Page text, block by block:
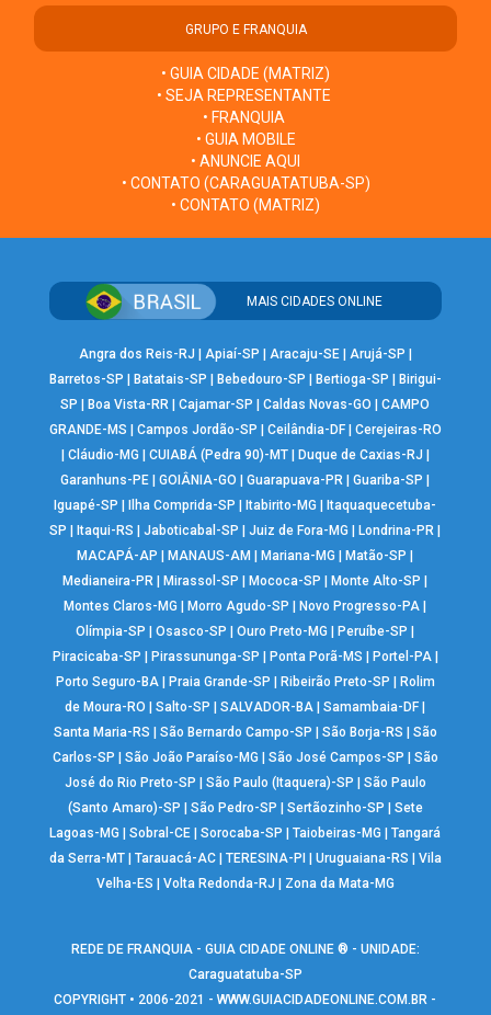
GRUPO E FRANQUIA
• GUIA CIDADE (MATRIZ)
• SEJA REPRESENTANTE
• FRANQUIA
• GUIA MOBILE
• ANUNCIE AQUI
• CONTATO (CARAGUATATUBA-SP)
• CONTATO (MATRIZ)
MAIS CIDADES ONLINE
Angra dos Reis-RJ | Apiaí-SP | Aracaju-SE| Arujá-SP |
Barretos-SP | Batatais-SP | Bebedouro-SP | Bertioga-SP | Birigui-
SP |Boa Vista-RR |Cajamar-SP |Caldas Novas-GO |CAMPO
GRANDE-MS | Campos Jordão-SP | Ceilândia-DF| Cerejeiras-RO
| Cláudio-MG | CUIABÁ (Pedra 90)-MT| Duque de Caxias-RJ |
Garanhuns-PE |GOIÂNIA-GO |Guarapuava-PR |Guariba-SP |
Iguapé-SP |Ilha Comprida-SP |Itabirito-MG |Itaquaquecetuba-
SP |Itaqui-RS |Jaboticabal-SP |Juiz de Fora-MG |Londrina-PR |
MACAPÁ-AP |MANAUS-AM |Mariana-MG |Matão-SP |
Medianeira-PR |Mirassol-SP |Mococa-SP |Monte Alto-SP |
Montes Claros-MG |Morro Agudo-SP |Novo Progresso-PA |
Olímpia-SP |Osasco-SP |Ouro Preto-MG |Peruíbe-SP |
Piracicaba-SP | Pirassununga-SP | Ponta Porã-MS | Portel-PA|
Porto Seguro-BA| Praia Grande-SP | Ribeirão Preto-SP | Rolim
de Moura-RO |Salto-SP |SALVADOR-BA |Samambaia-DF |
Santa Maria-RS | São Bernardo Campo-SP | São Borja-RS | São
Carlos-SP | São João Paraíso-MG | São José Campos-SP | São
José do Rio Preto-SP | São Paulo (Itaquera)-SP | São Paulo
(Santo Amaro)-SP | São Pedro-SP | Sertãozinho-SP | Sete
Lagoas-MG |Sobral-CE |Sorocaba-SP |Taiobeiras-MG |Tangará
da Serra-MT| Tarauacá-AC| TERESINA-PI | Uruguaiana-RS | Vila
Velha-ES | Volta Redonda-RJ | Zona da Mata-MG
REDE DE FRANQUIA - GUIA CIDADE ONLINE ® - UNIDADE:
Caraguatatuba-SP
COPYRIGHT • 2006-2021 -WWW.GUIACIDADEONLINE.COM.BR -